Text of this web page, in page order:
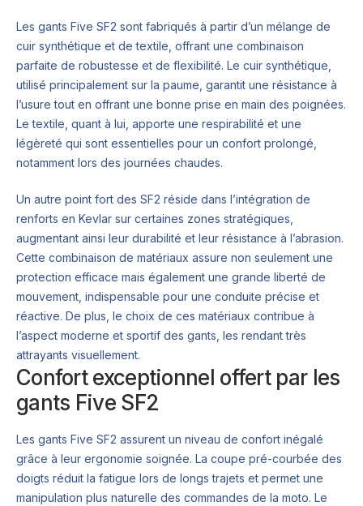
Les gants Five SF2 sont fabriqués à partir d’un mélange de
cuir synthétique et de textile, offrant une combinaison
parfaite de robustesse et de flexibilité. Le cuir synthétique,
utilisé principalement sur la paume, garantit une résistance à
l’usure tout en offrant une bonne prise en main des poignées.
Le textile, quant à lui, apporte une respirabilité et une
légèreté qui sont essentielles pour un confort prolongé,
notamment lors des journées chaudes.
Un autre point fort des SF2 réside dans l’intégration de
renforts en Kevlar sur certaines zones stratégiques,
augmentant ainsi leur durabilité et leur résistance à l’abrasion.
Cette combinaison de matériaux assure non seulement une
protection efficace mais également une grande liberté de
mouvement, indispensable pour une conduite précise et
réactive. De plus, le choix de ces matériaux contribue à
l’aspect moderne et sportif des gants, les rendant très
attrayants visuellement.
Confort exceptionnel offert par les
gants Five SF2
Les gants Five SF2 assurent un niveau de confort inégalé
grâce à leur ergonomie soignée. La coupe pré-courbée des
doigts réduit la fatigue lors de longs trajets et permet une
manipulation plus naturelle des commandes de la moto. Le